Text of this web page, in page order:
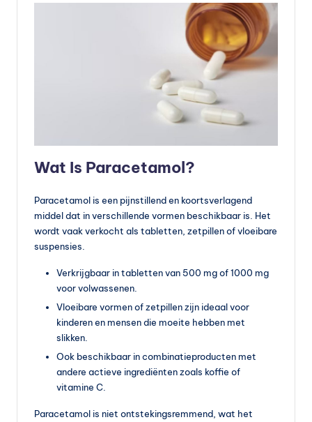
Wat Is Paracetamol?
Paracetamol is een pijnstillend en koortsverlagend
middel dat in verschillende vormen beschikbaar is. Het
wordt vaak verkocht als tabletten, zetpillen of vloeibare
suspensies.
Verkrijgbaar in tabletten van 500 mg of 1000 mg
voor volwassenen.
Vloeibare vormen of zetpillen zijn ideaal voor
kinderen en mensen die moeite hebben met
slikken.
Ook beschikbaar in combinatieproducten met
andere actieve ingrediënten zoals koffie of
vitamine C.
Paracetamol is niet ontstekingsremmend, wat het